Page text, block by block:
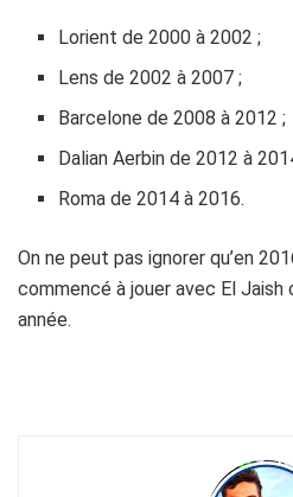
Lorient de 2000 à 2002 ;
Lens de 2002 à 2007 ;
Barcelone de 2008 à 2012 ;
Dalian Aerbin de 2012 à
Roma de 2014 à 2016.
On ne peut pas ignorer qu’en
commencé à jouer avec El Jaish
année.